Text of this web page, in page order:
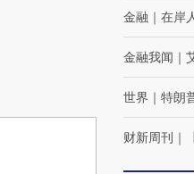
金融 ｜ 在岸
金融我闻 ｜
世界 ｜ 特朗
财新周刊 ｜